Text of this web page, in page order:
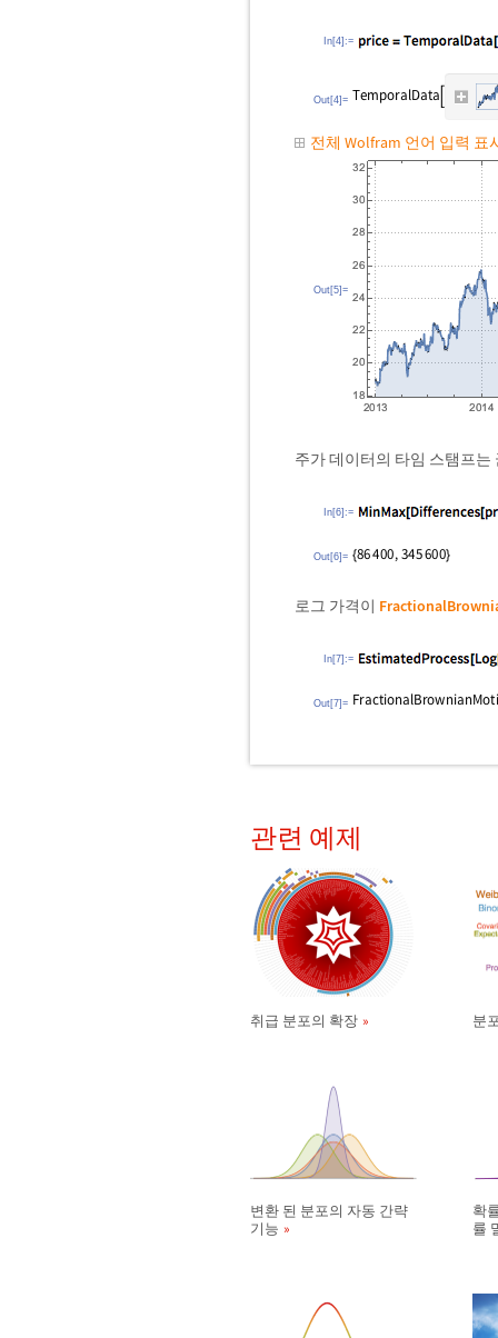
In[4]:=
Out[4]=
전체 Wolfram 언어 입력 표
Out[5]=
주가 데이터의 타임 스탬프는
In[6]:=
Out[6]=
로그 가격이
In[7]:=
Out[7]=
관련 예제
취급 분포의 확장 분
변환 된 분포의 자동 간략
기능
확
률